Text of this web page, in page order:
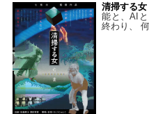
清掃する
能と、AI
終わり、